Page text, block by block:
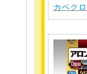
カベク